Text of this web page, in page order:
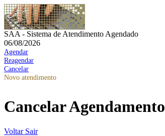
SAA - Sistema de Atendimento Agendado
06/08/2026
Agendar
Reagendar
Cancelar
Novo atendimento
Cancelar Agendamento
Voltar Sair